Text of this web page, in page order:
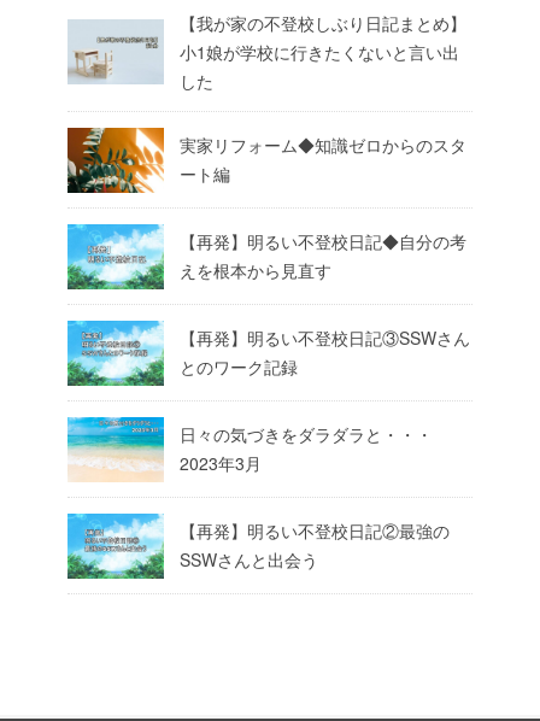
【我が家の不登校しぶり日記まとめ】
小1娘が学校に行きたくないと言い出
した
実家リフォーム◆知識ゼロからのスタ
ート編
【再発】明るい不登校日記◆自分の考
えを根本から見直す
【再発】明るい不登校日記③SSWさん
とのワーク記録
日々の気づきをダラダラと・・・
2023年3月
【再発】明るい不登校日記②最強の
SSWさんと出会う